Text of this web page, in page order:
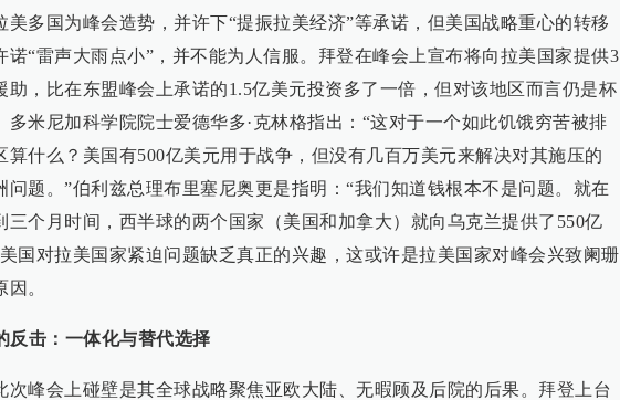
美多国为峰会造势，并许下“提振拉美经济”等承诺，但美国战略重心的转移
诺“雷声大雨点小”，并不能为人信服。拜登在峰会上宣布将向拉美国家提供3
助，比在东盟峰会上承诺的1.5亿美元投资多了一倍，但对该地区而言仍是杯
多米尼加科学院院士爱德华多·克林格指出：“这对于一个如此饥饿穷苦被排
算什么？美国有500亿美元用于战争，但没有几百万美元来解决对其施压的
问题。”伯利兹总理布里塞尼奥更是指明：“我们知道钱根本不是问题。就在
三个月时间，西半球的两个国家（美国和加拿大）就向乌克兰提供了550亿
国对拉美国家紧迫问题缺乏真正的兴趣，这或许是拉美国家对峰会兴致阑珊
因。
反击：一体化与替代选择
次峰会上碰壁是其全球战略聚焦亚欧大陆、无暇顾及后院的后果。拜登上台